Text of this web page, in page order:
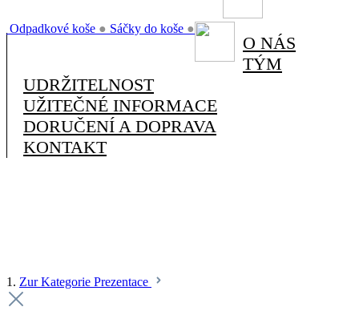
Odpadkové koše ● Sáčky do koše ●
O NÁS
TÝM
UDRŽITELNOST
UŽITEČNÉ INFORMACE
DORUČENÍ A DOPRAVA
KONTAKT
1. Zur Kategorie Prezentace